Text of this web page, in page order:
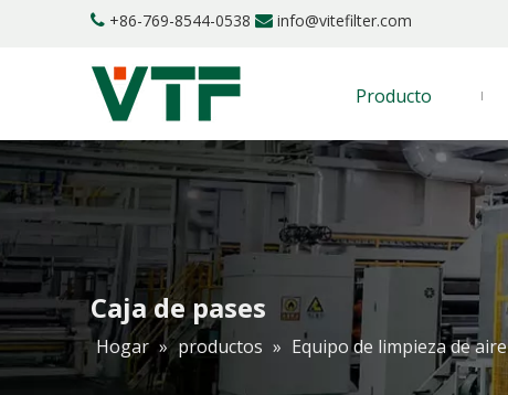
 +86-769-8544-0538  info@vitefilter.com
Producto
Caja de pases
Hogar » productos » Equipo de limpieza de aire